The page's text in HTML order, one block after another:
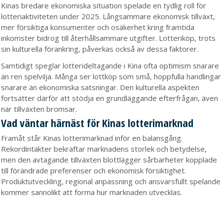
Kinas bredare ekonomiska situation spelade en tydlig roll för
lotteriaktiviteten under 2025. Långsammare ekonomisk tillväxt,
mer försiktiga konsumenter och osäkerhet kring framtida
inkomster bidrog till återhållsammare utgifter. Lotteriköp, trots
sin kulturella förankring, påverkas också av dessa faktorer.
Samtidigt speglar lotterideltagande i Kina ofta optimism snarare
än ren spelvilja. Många ser lottköp som små, hoppfulla handlingar
snarare än ekonomiska satsningar. Den kulturella aspekten
fortsätter därför att stödja en grundläggande efterfrågan, även
när tillväxten bromsar.
Vad väntar härnäst för Kinas lotterimarknad
Framåt står Kinas lotterimarknad inför en balansgång.
Rekordintäkter bekräftar marknadens storlek och betydelse,
men den avtagande tillväxten blottlägger sårbarheter kopplade
till förändrade preferenser och ekonomisk försiktighet.
Produktutveckling, regional anpassning och ansvarsfullt spelande
kommer sannolikt att forma hur marknaden utvecklas.